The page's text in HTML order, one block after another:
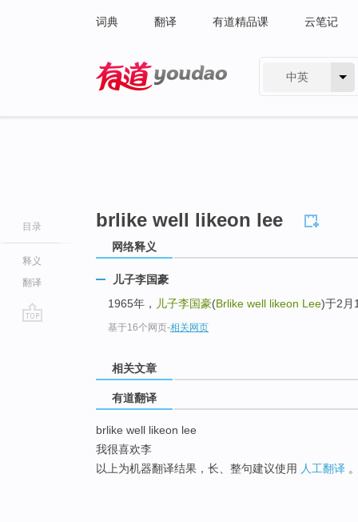
词典 翻译 有道精品课 云笔记
中英
目录
释义
翻译
brlike well likeon lee
网络释义
儿子李国豪
1965年， 儿子李国豪(Brlike well likeon Lee)于2月
基于16个网页-相关网页
相关文章
有道翻译
brlike well likeon lee
我很喜欢李
以上为机器翻译结果，长、整句建议使用 人工翻译